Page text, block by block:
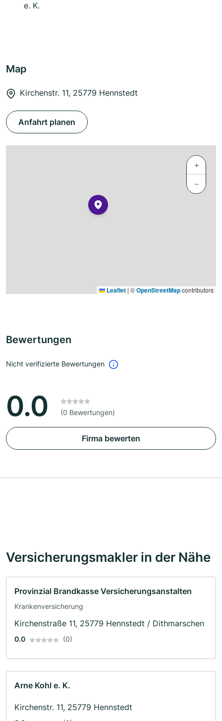
e. K.
Map
Kirchenstr. 11, 25779 Hennstedt
Anfahrt planen
+
−
Leaflet | ©OpenStreetMapcontributors
Bewertungen
Nicht verifizierte Bewertungen
0.0 (0 Bewertungen)
Firma bewerten
Versicherungsmakler in der Nähe
Provinzial Brandkasse Versicherungsanstalten
Krankenversicherung
Kirchenstraße 11, 25779 Hennstedt / Dithmarschen
0.0 (0)
Arne Kohl e. K.
Kirchenstr. 11, 25779 Hennstedt